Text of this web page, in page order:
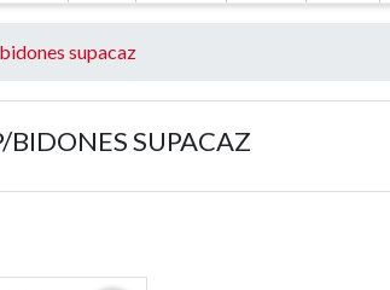
supacaz
BIDONES SUPACAZ